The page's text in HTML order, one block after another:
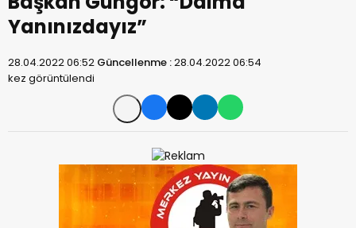
Yanınızdayız”
28.04.2022 06:52 Güncellenme :28.04.2022 06:54
kez görüntülendi